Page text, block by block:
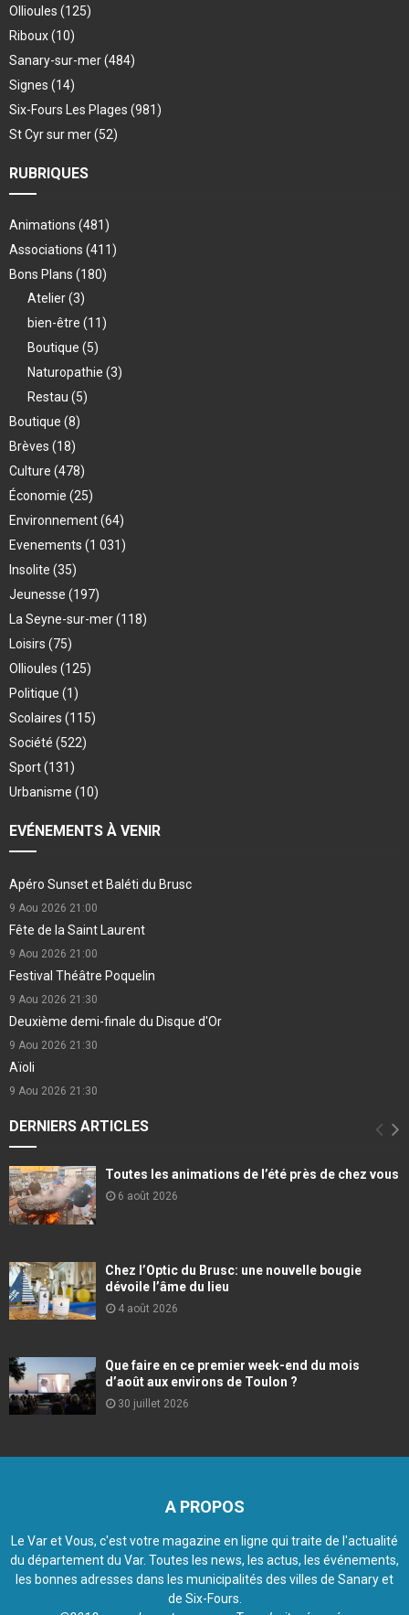
Ollioules (125)
Riboux(10)
Sanary-sur-mer(484)
Signes (14)
Six-Fours Les Plages (981)
St Cyr sur mer(52)
RUBRIQUES
Animations (481)
Associations (411)
Bons Plans (180)
Atelier(3)
bien-être (11)
Boutique (5)
Naturopathie (3)
Restau (5)
Boutique (8)
Brèves (18)
Culture (478)
Économie (25)
Environnement(64)
Evenements (1 031)
Insolite (35)
Jeunesse (197)
La Seyne-sur-mer(118)
Loisirs (75)
Ollioules (125)
Politique (1)
Scolaires (115)
Société (522)
Sport(131)
Urbanisme (10)
EVÉNEMENTS À VENIR
Apéro Sunset et Baléti du Brusc
9 Aou 2026 21:00
Fête de la Saint Laurent
9 Aou 2026 21:00
Festival Théâtre Poquelin
9 Aou 2026 21:30
Deuxième demi-finale du Disque d'Or
9 Aou 2026 21:30
Aïoli
9 Aou 2026 21:30
DERNIERS ARTICLES
Toutes les animations de l’été près de chez vous
6 août 2026
Chez l’Optic du Brusc: une nouvelle bougie
dévoile l’âme du lieu
4 août 2026
Que faire en ce premier week-end du mois
d’août aux environs de Toulon ?
30 juillet 2026
A PROPOS
Le Var et Vous, c'est votre magazine en ligne qui traite de l'actualité
du département du Var. Toutes les news, les actus, les événements,
les bonnes adresses dans les municipalités des villes de Sanary et
de Six-Fours.